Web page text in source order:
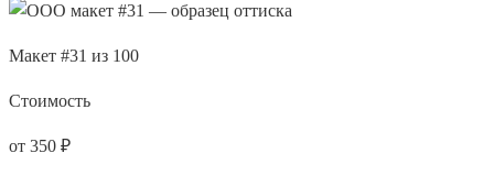
Макет #31 из 100
Стоимость
от 350 ₽